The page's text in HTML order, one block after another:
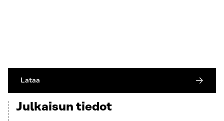
Lataa
Julkaisun tiedot